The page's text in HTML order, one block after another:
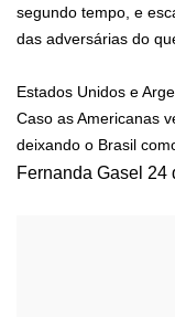
segundo tempo, e
das adversárias do
Estados Unidos e
Caso as Americanas
deixando o Brasil
Fernanda Gasel 24